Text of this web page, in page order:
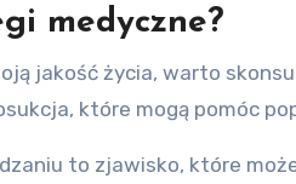
medyczne?
jakość życia, warto
które mogą pomóc
to zjawisko, które